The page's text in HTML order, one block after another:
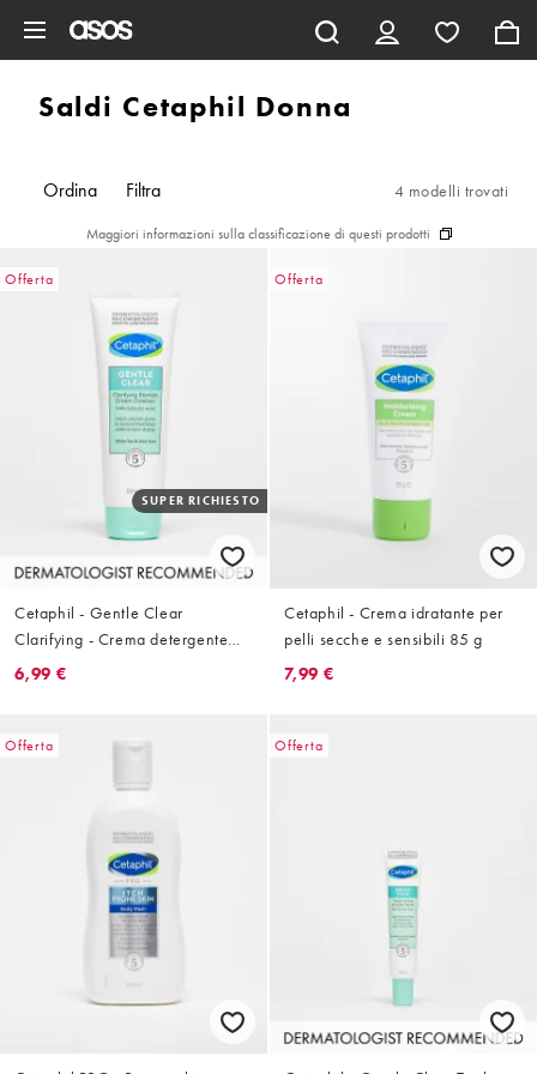
Saldi Cetaphil Donna
Ordina Filtra 4 modelli trovati
Maggiori informazioni sulla classificazione di questi prodotti
Offerta
SUPER RICHIESTO
Cetaphil - Gentle Clear
Clarifying - Crema detergente
124 ml
6,99 €
Offerta
Cetaphil - Crema idratante per
pelli secche e sensibili 85 g
7,99 €
Offerta Offerta